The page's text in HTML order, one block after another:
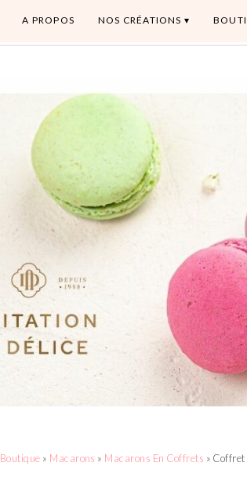
A PROPOS NOS CRÉATIONS
Boutique » Macarons » Macarons En Coffrets »